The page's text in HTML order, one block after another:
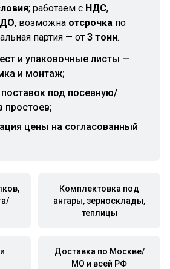
; работаем с НДС,
, возможна отсрочка по
партия — от 3 тонн.
и упаковочные листы —
и монтаж;
под посевную/
простоев;
цены на согласованный
Комплектовка под
ангары, зерносклады,
теплицы
Доставка по Москве/
МО и всей РФ